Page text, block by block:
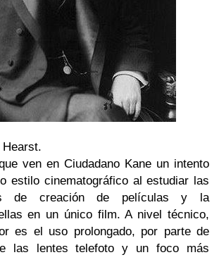
ven en Ciudadano Kane un intento
estilo cinematográfico al estudiar las
de creación de películas y la
en un único film. A nivel técnico,
es el uso prolongado, por parte de
las lentes telefoto y un foco más